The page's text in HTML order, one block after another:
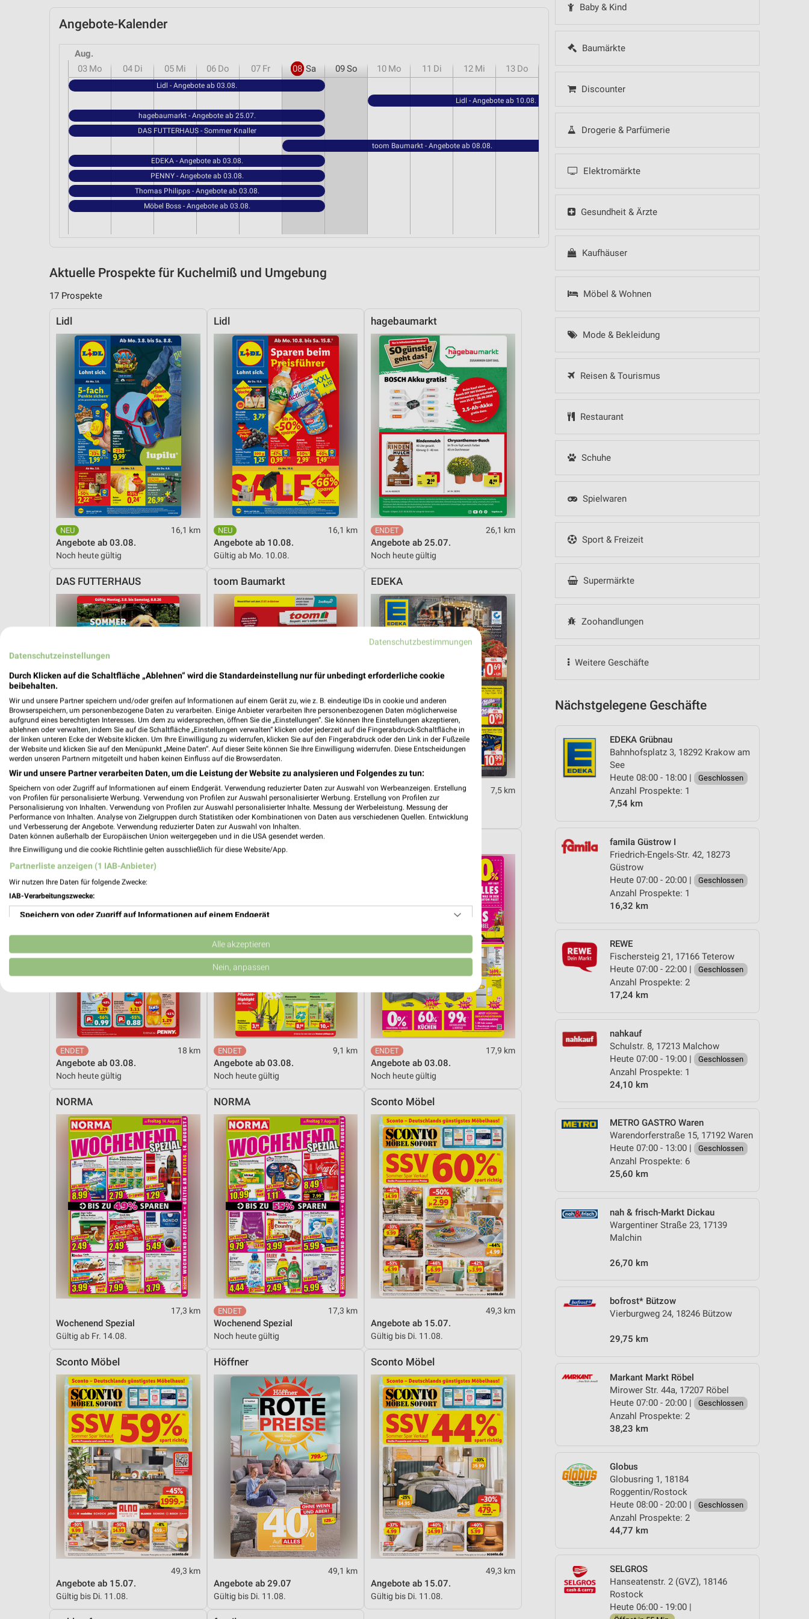
Baby & Kind
Baumärkte
Discounter
Drogerie & Parfümerie
Elektromärkte
Gesundheit & Ärzte
Kaufhäuser
Möbel & Wohnen
Mode & Bekleidung
Reisen & Tourismus
Restaurant
Schuhe
Spielwaren
Sport & Freizeit
Supermärkte
Zoohandlungen
Weitere Geschäfte
Nächstgelegene Geschäfte
EDEKA Grübnau
Bahnhofsplatz 3, 18292 Krakow am
See
Heute 08:00 - 18:00 |
Geschlossen
Anzahl Prospekte: 1
7,54 km
famila Güstrow I
Friedrich-Engels-Str. 42, 18273
Güstrow
Heute 07:00 - 20:00 |
Geschlossen
Anzahl Prospekte: 1
16,32 km
REWE
Fischersteig 21, 17166 Teterow
Heute 07:00 - 22:00 |
Geschlossen
Anzahl Prospekte: 2
17,24 km
nahkauf
Schulstr. 8, 17213 Malchow
Heute 07:00 - 19:00 |
Geschlossen
Anzahl Prospekte: 1
24,10 km
METRO GASTRO Waren
Warendorferstraße 15, 17192 Waren
Heute 07:00 - 13:00 |
Geschlossen
Anzahl Prospekte: 6
25,60 km
nah & frisch-Markt Dickau
Wargentiner Straße 23, 17139
Malchin
26,70 km
bofrost* Bützow
Vierburgweg 24, 18246 Bützow
29,75 km
Markant Markt Röbel
Mirower Str. 44a, 17207 Röbel
Heute 07:00 - 20:00 |
Geschlossen
Anzahl Prospekte: 2
38,23 km
Globus
Globusring 1, 18184
Roggentin/Rostock
Heute 08:00 - 20:00 |
Geschlossen
Anzahl Prospekte: 2
44,77 km
SELGROS
Hanseatenstr. 2 (GVZ), 18146
Rostock
Heute 06:00 - 19:00 |
Angebote-Kalender
Aug.
03 Mo 04 Di 05 Mi 06 Do 07 Fr 08 Sa 09So 10 Mo 11 Di 12 Mi 13 Do
Lidl - Angebote ab 03.08.
Lidl - Angebote ab 10.08.
hagebaumarkt - Angebote ab 25.07.
DAS FUTTERHAUS - Sommer Knaller
toom Baumarkt - Angebote ab 08.08.
EDEKA - Angebote ab 03.08.
PENNY - Angebote ab 03.08.
Thomas Philipps - Angebote ab 03.08.
Möbel Boss - Angebote ab 03.08.
Aktuelle Prospekte für Kuchelmiß und Umgebung
17 Prospekte
Lidl
16,1 km
Angebote ab 03.08.
Noch heute gültig
Lidl
16,1 km
Angebote ab 10.08.
Gültig ab Mo. 10.08.
hagebaumarkt
26,1 km
Angebote ab 25.07.
Noch heute gültig
DAS FUTTERHAUS
17,8 km
Sommer Knaller
Noch heute gültig
toom Baumarkt
18,7 km
Angebote ab 08.08.
Gültig bis Fr. 14.08.
EDEKA
7,5 km
Angebote ab 03.08.
Noch heute gültig
PENNY
18 km
Angebote ab 03.08.
Noch heute gültig
Thomas Philipps
9,1 km
Angebote ab 03.08.
Noch heute gültig
17,9 km
Angebote ab 03.08.
Noch heute gültig
NORMA
17,3 km
Wochenend Spezial
Gültig ab Fr. 14.08.
NORMA
17,3 km
Wochenend Spezial
Noch heute gültig
Sconto Möbel
49,3 km
Angebote ab 15.07.
Gültig bis Di. 11.08.
Sconto Möbel
49,3 km
Angebote ab 15.07.
Gültig bis Di. 11.08.
Höffner
49,1 km
Angebote ab 29.07
Gültig bis Di. 11.08.
Sconto Möbel
49,3 km
Angebote ab 15.07.
Gültig bis Di. 11.08.
Datenschutzbestimmungen
Datenschutzeinstellungen
Durch Klicken auf die Schaltfläche „Ablehnen“ wird die Standardeinstellung nur für unbedingt erforderliche cookie
beibehalten.
Wir und unsere Partner speichern und/oder greifen auf Informationen auf einem Gerät zu, wie z. B. eindeutige IDs in cookie und anderen
Browserspeichern, um personenbezogene Daten zu verarbeiten. Einige Anbieter verarbeiten Ihre personenbezogenen Daten möglicherweise
aufgrund eines berechtigten Interesses. Um dem zu widersprechen, öffnen Sie die „Einstellungen“. Sie können Ihre Einstellungen akzeptieren,
ablehnen oder verwalten, indem Sie auf die Schaltfläche „Einstellungen verwalten“ klicken oder jederzeit auf die Fingerabdruck-Schaltfläche in
der linken unteren Ecke der Website klicken. Um Ihre Einwilligung zu widerrufen, klicken Sie auf den Fingerabdruck oder den Link in der Fußzeile
der Website und klicken Sie auf den Menüpunkt „Meine Daten“. Auf dieser Seite können Sie Ihre Einwilligung widerrufen. Diese Entscheidungen
werden unseren Partnern mitgeteilt und haben keinen Einfluss auf die Browserdaten.
Wir und unsere Partner verarbeiten Daten, um die Leistung der Website zu analysieren und Folgendes zu tun:
Speichern von oder Zugriff auf Informationen auf einem Endgerät. Verwendung reduzierter Daten zur Auswahl von Werbeanzeigen. Erstellung
von Profilen für personalisierte Werbung. Verwendung von Profilen zur Auswahl personalisierter Werbung. Erstellung von Profilen zur
Personalisierung von Inhalten. Verwendung von Profilen zur Auswahl personalisierter Inhalte. Messung der Werbeleistung. Messung der
Performance von Inhalten. Analyse von Zielgruppen durch Statistiken oder Kombinationen von Daten aus verschiedenen Quellen. Entwicklung
und Verbesserung der Angebote. Verwendung reduzierter Daten zur Auswahl von Inhalten.
Daten können außerhalb der Europäischen Union weitergegeben und in die USA gesendet werden.
Ihre Einwilligung und die cookie Richtlinie gelten ausschließlich für diese Website/App.
Partnerliste anzeigen (1 IAB-Anbieter)
Wir nutzen Ihre Daten für folgende Zwecke:
IAB-Verarbeitungszwecke:
Speichern von oder Zugriff auf Informationen auf einem Endgerät
Verwendung reduzierter Daten zur Auswahl von Werbeanzeigen
Erstellung von Profilen für personalisierte Werbung
Erstellung von Profilen zur Personalisierung von Inhalten
Verwendung von Profilen zur Auswahl personalisierter Inhalte
Messung der Werbeleistung
Analyse von Zielgruppen durch Statistiken oder Kombinationen von Daten aus verschiedenen
Entwicklung und Verbesserung der Angebote
Verwendung reduzierter Daten zur Auswahl von Inhalten
IAB-Besonderheiten:
Verwendung genauer Standortdaten
Geräte anhand von aktiv angeforderten Informationen identifizieren
Nicht-IAB-Verarbeitungszwecke:
Performance
Funktional
Alle akzeptieren
Nein, anpassen